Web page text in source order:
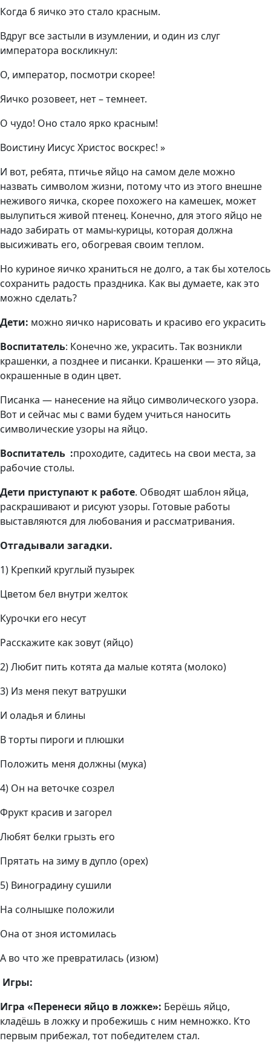
Когда б яичко это стало красным.
Вдруг все застыли в изумлении, и один из слуг
императора воскликнул:
О, император, посмотри скорее!
Яичко розовеет, нет – темнеет.
О чудо! Оно стало ярко красным!
Воистину Иисус Христос воскрес! »
И вот, ребята, птичье яйцо на самом деле можно
назвать символом жизни, потому что из этого внешне
неживого яичка, скорее похожего на камешек, может
вылупиться живой птенец. Конечно, для этого яйцо не
надо забирать от мамы-курицы, которая должна
высиживать его, обогревая своим теплом.
Но куриное яичко храниться не долго, а так бы хотелось
сохранить радость праздника. Как вы думаете, как это
можно сделать?
Дети: можно яичко нарисовать и красиво его украсить
Воспитатель: Конечно же, украсить. Так возникли
крашенки, а позднее и писанки. Крашенки — это яйца,
окрашенные в один цвет.
Писанка — нанесение на яйцо символического узора.
Вот и сейчас мы с вами будем учиться наносить
символические узоры на яйцо.
Воспитатель :проходите, садитесь на свои места, за
рабочие столы.
Дети приступают к работе. Обводят шаблон яйца,
раскрашивают и рисуют узоры. Готовые работы
выставляются для любования и рассматривания.
Отгадывали загадки.
1) Крепкий круглый пузырек
Цветом бел внутри желток
Курочки его несут
Расскажите как зовут (яйцо)
2) Любит пить котята да малые котята (молоко)
3) Из меня пекут ватрушки
И оладья и блины
В торты пироги и плюшки
Положить меня должны (мука)
4) Он на веточке созрел
Фрукт красив и загорел
Любят белки грызть его
Прятать на зиму в дупло (орех)
5) Виноградину сушили
На солнышке положили
Она от зноя истомилась
А во что же превратилась (изюм)
Игры:
Игра «Перенеси яйцо в ложке»: Берёшь яйцо,
кладёшь в ложку и пробежишь с ним немножко. Кто
первым прибежал, тот победителем стал.